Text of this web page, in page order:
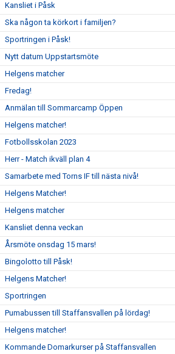
Kansliet i Påsk
Ska någon ta körkort i familjen?
Sportringen i Påsk!
Nytt datum Uppstartsmöte
Helgens matcher
Fredag!
Anmälan till Sommarcamp Öppen
Helgens matcher!
Fotbollsskolan 2023
Herr - Match ikväll plan 4
Samarbete med Torns IF till nästa nivå!
Helgens Matcher!
Helgens matcher
Kansliet denna veckan
Årsmöte onsdag 15 mars!
Bingolotto till Påsk!
Helgens Matcher!
Sportringen
Pumabussen till Staffansvallen på lördag!
Helgens matcher!
Kommande Domarkurser på Staffansvallen